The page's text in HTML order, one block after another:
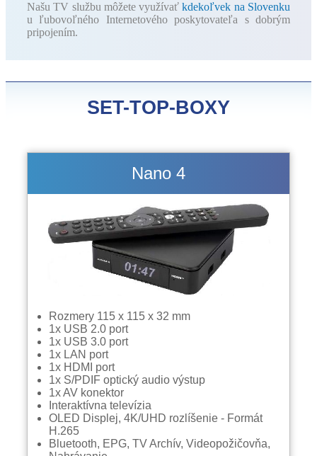
Našu TV službu môžete využívaťkdekoľvek na Slovenku
u ľubovoľného Internetového poskytovateľa s dobrým
pripojením.
SET-TOP-BOXY
Nano 4
Rozmery 115 x 115 x 32 mm
1x USB 2.0 port
1x USB 3.0 port
1x LAN port
1x HDMI port
1x S/PDIF optický audio výstup
1x AV konektor
Interaktívna televízia
OLED Displej, 4K/UHD rozlíšenie - Formát
H.265
Bluetooth, EPG, TV Archív, Videopožičovňa,